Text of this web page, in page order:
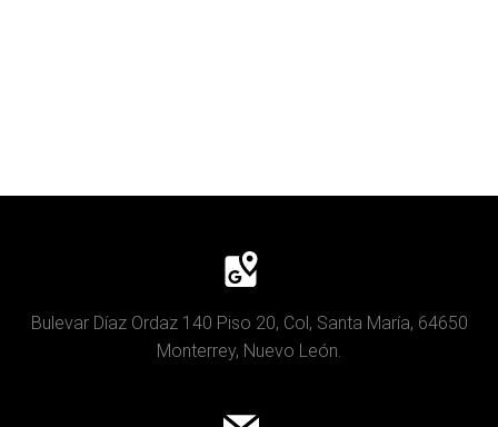
Bulevar Díaz Ordaz 140 Piso 20, Col, Santa María, 64650
Monterrey, Nuevo León.